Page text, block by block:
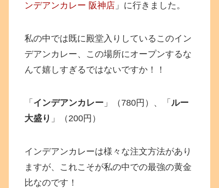
ンデアンカレー 阪神店 」に行きました。
私の中では既に殿堂入りしているこのイン
デアンカレー、この場所にオープンするな
んて嬉しすぎるではないですか！！
「 インデアンカレー 」（780円）、「 ルー
大盛り 」（200円）
インデアンカレーは様々な注文方法があり
ますが、これこそが私の中での最強の黄金
比なのです！